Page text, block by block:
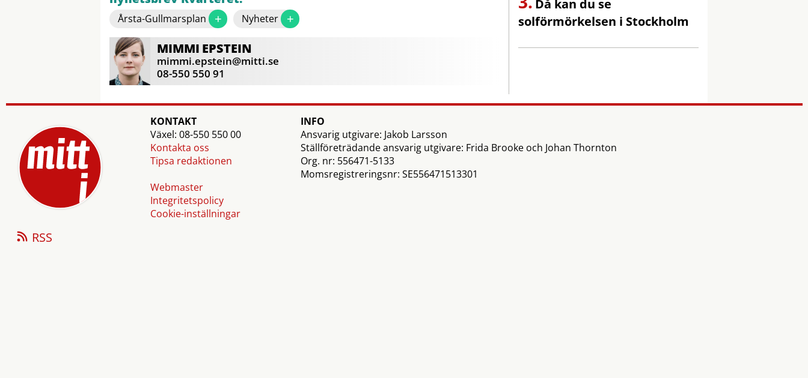
Årsta-Gullmarsplan + Nyheter +
MIMMI EPSTEIN
mimmi.epstein@mitti.se
08-550 550 91
Då kan du se
solförmörkelsen i Stockholm
KONTAKT
Växel: 08-550 550 00
Kontakta oss
Tipsa redaktionen
Webmaster
Integritetspolicy
Cookie-inställningar
INFO
Ansvarig utgivare: Jakob Larsson
Ställföreträdande ansvarig utgivare: Frida Brooke och Johan Thornton
Org. nr: 556471-5133
Momsregistreringsnr: SE556471513301
RSS